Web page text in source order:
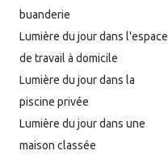
buanderie
Lumière du jour dans l'espace
de travail à domicile
Lumière du jour dans la
piscine privée
Lumière du jour dans une
maison classée